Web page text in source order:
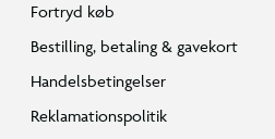
Fortryd køb
Bestilling, betaling & gavekort
Handelsbetingelser
Reklamationspolitik